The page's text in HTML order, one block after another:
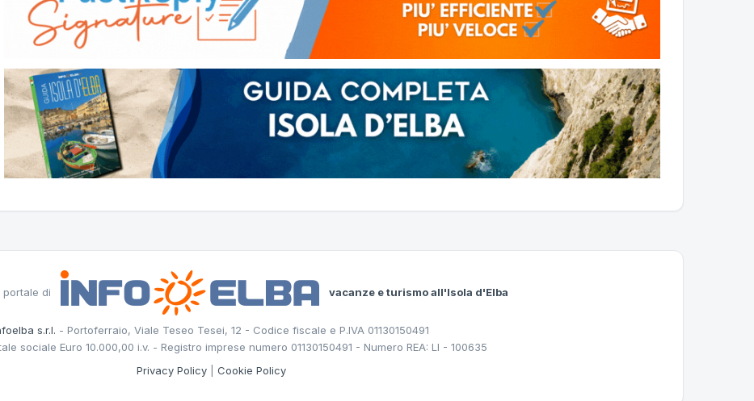
portale di vacanze e turismo all'Isola d'Elba
s.r.l. - Portoferraio, Viale Teseo Tesei, 12 - Codice fiscale e P.IVA 01130150491
sociale Euro 10.000,00 i.v. - Registro imprese numero 01130150491 - Numero REA: LI - 100635
Privacy Policy| Cookie Policy